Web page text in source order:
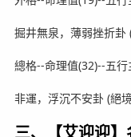
掘井無泉，薄弱挫折卦
總格--命理值(32)--五
非運，浮沉不安卦 (絕
三、【艾迎迎